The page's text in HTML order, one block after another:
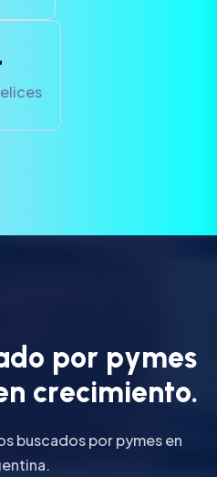
do por pymes
n crecimiento.
buscados por pymes en